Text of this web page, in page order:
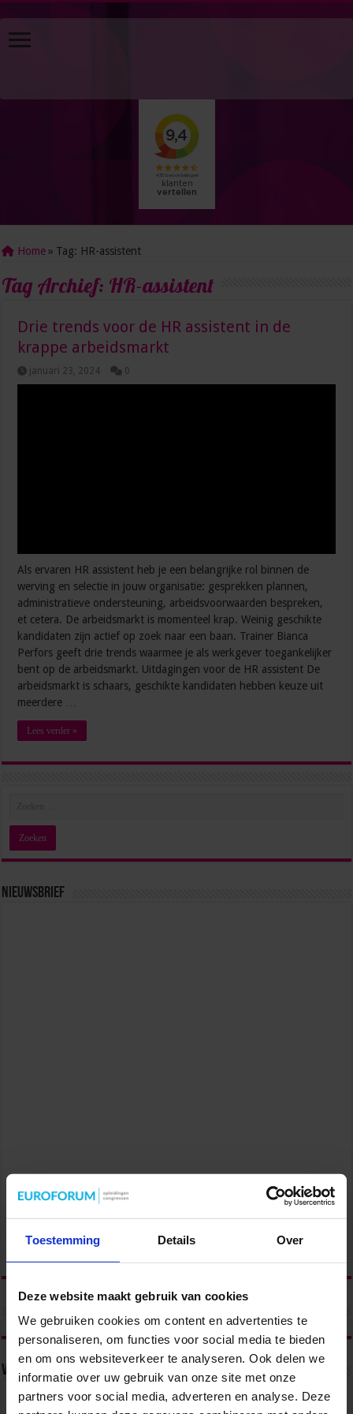
Toestemming Details Over
Deze website maakt gebruik van cookies
We gebruiken cookies om content en advertenties te
personaliseren, om functies voor social media te bieden
en om ons websiteverkeer te analyseren. Ook delen we
informatie over uw gebruik van onze site met onze
partners voor social media, adverteren en analyse. Deze
Home » Tag: HR-assistent
Tag Archief: HR-assistent
Drie trends voor de HR assistent in de
krappe arbeidsmarkt
januari 23, 2024 0
Als ervaren HR assistent heb je een belangrijke rol binnen de
werving en selectie in jouw organisatie: gesprekken plannen,
administratieve ondersteuning, arbeidsvoorwaarden bespreken,
et cetera. De arbeidsmarkt is momenteel krap. Weinig geschikte
kandidaten zijn actief op zoek naar een baan. Trainer Bianca
Perfors geeft drie trends waarmee je als werkgever toegankelijker
bent op de arbeidsmarkt. Uitdagingen voor de HR assistent De
arbeidsmarkt is schaars, geschikte kandidaten hebben keuze uit
meerdere …
Lees verder »
Nieuwsbrief
Volg ons via